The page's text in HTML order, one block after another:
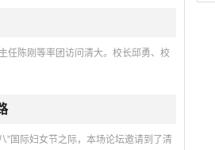
任陈刚等率团访问清大。校长邱勇、校
”国际妇女节之际，本场论坛邀请到了清